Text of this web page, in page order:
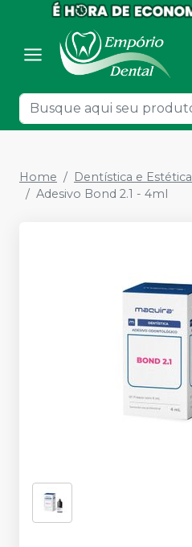
Home Dentística e Estética
Adesivo Bond 2.1 - 4ml